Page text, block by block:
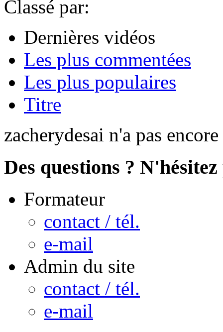
Classé par:
Dernières vidéos
Les plus commentées
Les plus populaires
Titre
zacherydesai n'a pas
Des questions ?
Formateur
contact / tél.
e-mail
Admin du site
contact / tél.
e-mail